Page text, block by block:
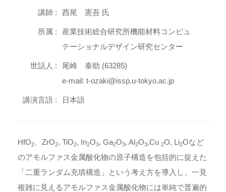
講師 : 西尾 憲吾 氏
所属 :
産業技術総合研究所機能材料コンピュ
テーショナルデザイン研究センター
世話人 :
尾崎 泰助 (63285)
e-mail: t-ozaki@issp.u-tokyo.ac.jp
講演言語 : 日本語
HfO2 、ZrO2, TiO2, In2O3, Ga2O3, Al2O3,Cu 2O, Li2Oなど
のアモルファス金属酸化物の原子構造を包括的に捉えた
「二重ランダム充填構造」という考え方を導入し、一見
複雑に見えるアモルファス金属酸化物には単純で普遍的